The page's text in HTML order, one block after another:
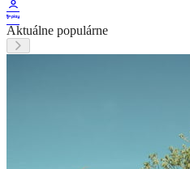
Aktuálne populárne